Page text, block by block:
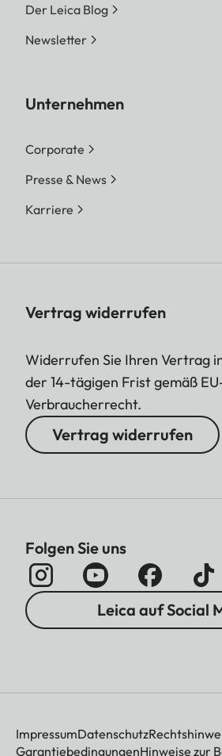
Der Leica Blog
Newsletter
Unternehmen
Corporate
Presse & News
Karriere
Vertrag widerrufen
Widerrufen Sie Ihren Vertrag
der 14-tägigen Frist gemäß
Verbraucherrecht.
Vertrag widerrufen
Folgen Sie uns
Leica auf Social
ImpressumDatenschutz
GarantiebedingungenHinweise zur